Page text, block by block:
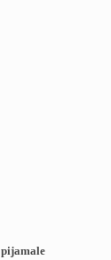
pijamale